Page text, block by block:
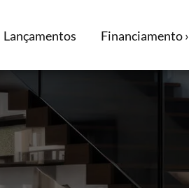
Lançamentos Financiamento ›